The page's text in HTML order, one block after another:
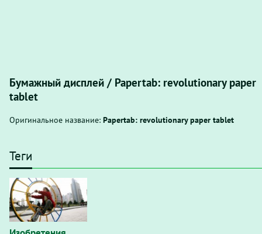
Бумажный дисплей / Papertab: revolutionary paper
tablet
Оригинальное название: Papertab: revolutionary paper tablet
Теги